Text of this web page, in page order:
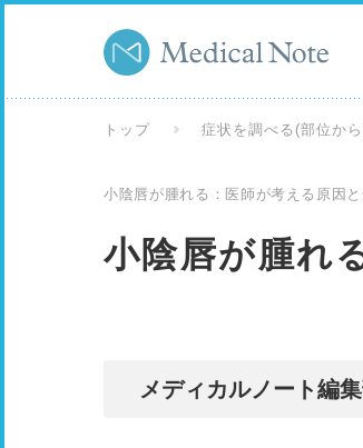
トップ 症状を調べる(部位か
小陰唇が腫れる：医師が考える原因
小陰唇が腫れ
メディカルノート編